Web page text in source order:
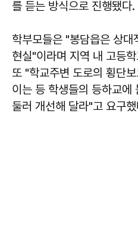
를 듣는 방식으로 진행됐다.
학부모들은 "봉담읍은 상대
현실"이라며 지역 내 고등
또 "학교주변 도로의 횡단
이는 등 학생들의 등하교에
둘러 개선해 달라"고 요구